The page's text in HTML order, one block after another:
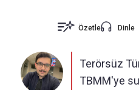
Özetle Dinle
Terörsüz
TBMM'ye